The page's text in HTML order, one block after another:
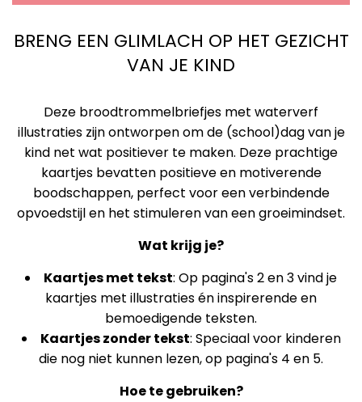
BRENG EEN GLIMLACH OP HET GEZICHT
VAN JE KIND
Deze broodtrommelbriefjes met waterverf
illustraties zijn ontworpen om de (school)dag van je
kind net wat positiever te maken. Deze prachtige
kaartjes bevatten positieve en motiverende
boodschappen, perfect voor een verbindende
opvoedstijl en het stimuleren van een groeimindset.
Wat krijg je?
Kaartjes met tekst: Op pagina's 2 en 3 vind je
kaartjes met illustraties én inspirerende en
bemoedigende teksten.
Kaartjes zonder tekst: Speciaal voor kinderen
die nog niet kunnen lezen, op pagina's 4 en 5.
Hoe te gebruiken?